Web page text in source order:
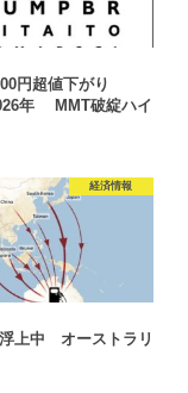
円超値下がり
年 MMT破綻ハイ
経済情報
上中 オーストラリ